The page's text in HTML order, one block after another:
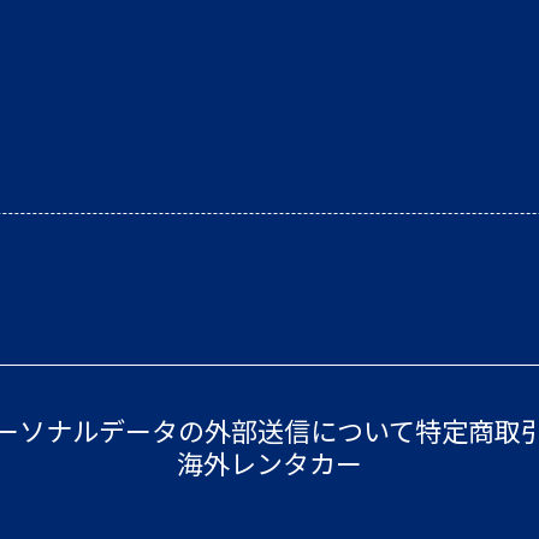
ソナルデータの外部送信について特定商取
海外レンタカー